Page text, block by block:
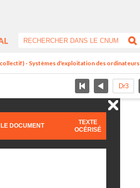
- Systèmes d'exploitation des ordinateurs
DOCUMENT
TEXTE
OCÉRISÉ